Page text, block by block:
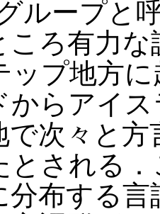
ループと
ろ有力な
ップ地方
からアイ
で次々と
とされる
布する言